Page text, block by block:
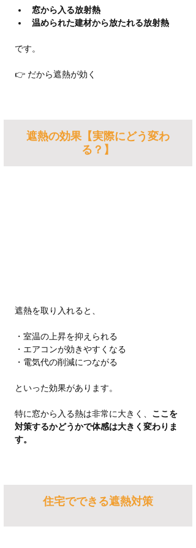
窓から入る放射熱
温められた建材から放たれる放射熱
です。
👉 だから遮熱が効く
遮熱の効果【実際にどう変わ
る？】
遮熱を取り入れると、
・室温の上昇を抑えられる
・エアコンが効きやすくなる
・電気代の削減につながる
といった効果があります。
特に窓から入る熱は非常に大きく、 ここを
対策するかどうかで体感は大きく変わりま
す。
住宅でできる遮熱対策